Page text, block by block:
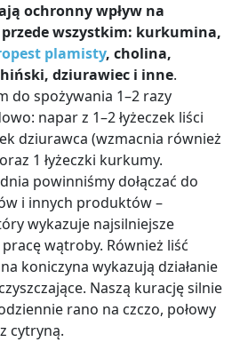
ochronny wpływ na
wszystkim: kurkumina,
plamisty, cholina,
dziurawiec i inne.
do spożywania 1–2 razy
napar z 1–2 łyżeczek liści
dziurawca (wzmacnia również
1 łyżeczki kurkumy.
powinniśmy dołączać do
i innych produktów –
wykazuje najsilniejsze
wątroby. Również liść
koniczyna wykazują działanie
Naszą kurację silnie
rano na czczo, połowy
cytryną.